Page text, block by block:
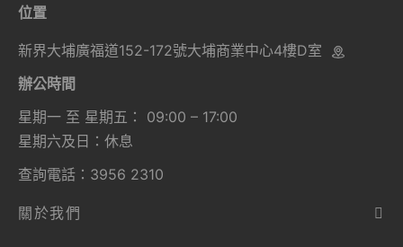
位置
新界大埔廣福道152-172號大埔商業中心4樓D室
辦公時間
星期一 至 星期五： 09:00 – 17:00
星期六及日：休息
查詢電話：3956 2310
關於我們